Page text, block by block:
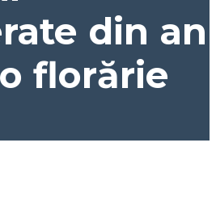
din an
florărie